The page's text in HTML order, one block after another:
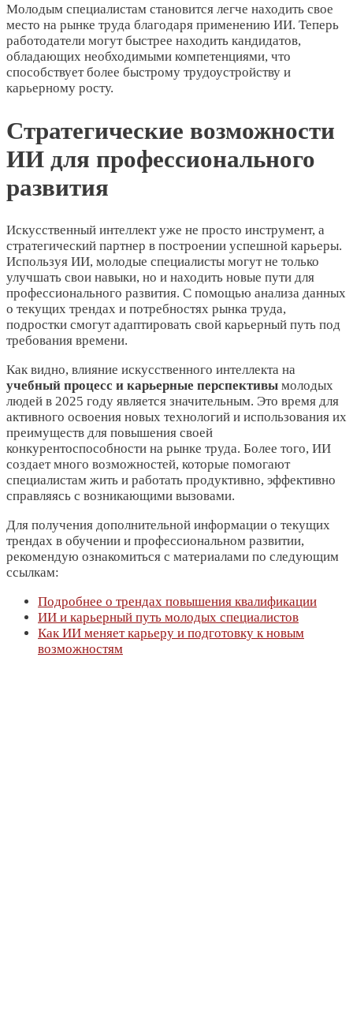
Молодым специалистам становится легче находить свое
место на рынке труда благодаря применению ИИ. Теперь
работодатели могут быстрее находить кандидатов,
обладающих необходимыми компетенциями, что
способствует более быстрому трудоустройству и
карьерному росту.
Стратегические возможности
ИИ для профессионального
развития
Искусственный интеллект уже не просто инструмент, а
стратегический партнер в построении успешной карьеры.
Используя ИИ, молодые специалисты могут не только
улучшать свои навыки, но и находить новые пути для
профессионального развития. С помощью анализа данных
о текущих трендах и потребностях рынка труда,
подростки смогут адаптировать свой карьерный путь под
требования времени.
Как видно, влияние искусственного интеллекта на
учебный процесс и карьерные перспективы молодых
людей в 2025 году является значительным. Это время для
активного освоения новых технологий и использования их
преимуществ для повышения своей
конкурентоспособности на рынке труда. Более того, ИИ
создает много возможностей, которые помогают
специалистам жить и работать продуктивно, эффективно
справляясь с возникающими вызовами.
Для получения дополнительной информации о текущих
трендах в обучении и профессиональном развитии,
рекомендую ознакомиться с материалами по следующим
ссылкам:
Подробнее о трендах повышения квалификации
ИИ и карьерный путь молодых специалистов
Как ИИ меняет карьеру и подготовку к новым
возможностям